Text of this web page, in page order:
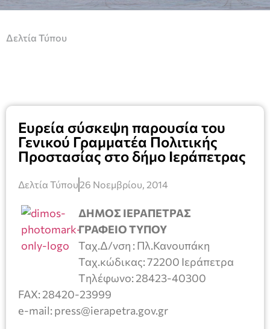
Δελτία Τύπου
Ευρεία σύσκεψη παρουσία του
Γενικού Γραμματέα Πολιτικής
Προστασίας στο δήμο Ιεράπετρας
Δελτία Τύπου 26 Νοεμβρίου, 2014
ΔΗΜΟΣ ΙΕΡΑΠΕΤΡΑΣ
ΓΡΑΦΕΙΟ ΤΥΠΟΥ
Ταχ.Δ/νση : Πλ.Κανουπάκη
Ταχ.κώδικας: 72200 Ιεράπετρα
Tηλέφωνο: 28423-40300
FAX: 28420-23999
e-mail: press@ierapetra.gov.gr